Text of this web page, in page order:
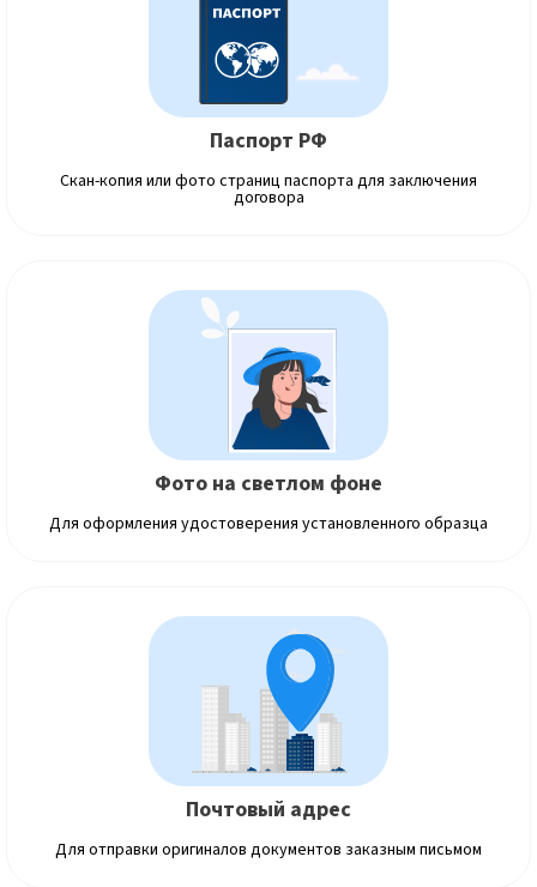
Паспорт РФ
Скан-копия или фото страниц паспорта для заключения
договора
Фото на светлом фоне
Для оформления удостоверения установленного образца
Почтовый адрес
Для отправки оригиналов документов заказным письмом